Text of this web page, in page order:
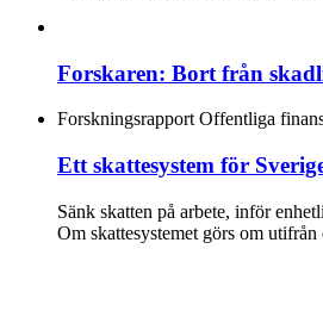
Forskaren: Bort från
Forskningsrapport Offentliga
Ett skattesystem för
Sänk skatten på arbete, inför
Om skattesystemet görs om